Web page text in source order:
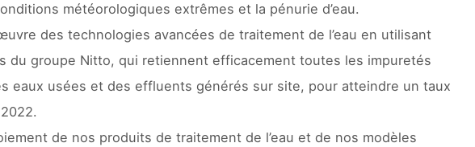
météorologiques extrêmes et la pénurie d’eau.
des technologies avancées de traitement de l’eau en utilisant
du groupe Nitto, qui retiennent efficacement toutes les impuretés
eaux usées et des effluents générés sur site, pour atteindre un taux
de nos produits de traitement de l’eau et de nos modèles